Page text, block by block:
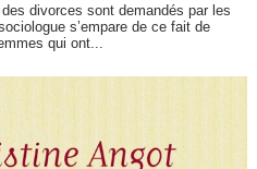
divorces sont demandés par les
s’empare de ce fait de
qui ont...